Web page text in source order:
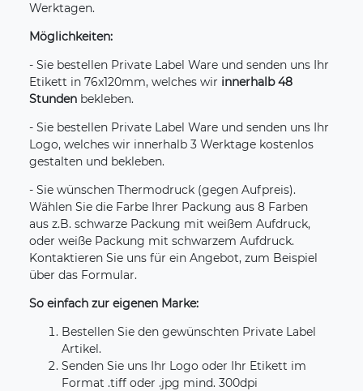
Werktagen.
Möglichkeiten:
- Sie bestellen Private Label Ware und senden uns Ihr
Etikett in 76x120mm, welches wir innerhalb 48
Stunden bekleben.
- Sie bestellen Private Label Ware und senden uns Ihr
Logo, welches wir innerhalb 3 Werktage kostenlos
gestalten und bekleben.
- Sie wünschen Thermodruck (gegen Aufpreis).
Wählen Sie die Farbe Ihrer Packung aus 8 Farben
aus z.B. schwarze Packung mit weißem Aufdruck,
oder weiße Packung mit schwarzem Aufdruck.
Kontaktieren Sie uns für ein Angebot, zum Beispiel
über das Formular.
So einfach zur eigenen Marke:
Bestellen Sie den gewünschten Private Label
Artikel.
Senden Sie uns Ihr Logo oder Ihr Etikett im
Format .tiff oder .jpg mind. 300dpi